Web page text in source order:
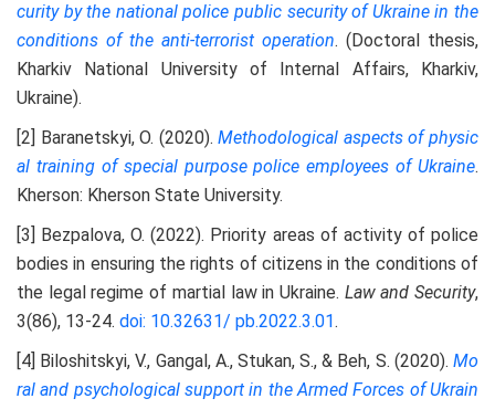
curity by the national police public security of Ukraine in the
conditions of the anti-terrorist operation. (Doctoral thesis,
Kharkiv National University of Internal Affairs, Kharkiv,
Ukraine).
[2] Baranetskyi, O. (2020).Methodological aspects of physic
al training of special purpose police employees of Ukrainе.
Kherson: Kherson State University.
[3] Bezpalova, O. (2022). Priority areas of activity of police
bodies in ensuring the rights of citizens in the conditions of
the legal regime of martial law in Ukraine. Law and Security,
3(86), 13-24. doi: 10.32631/ pb.2022.3.01.
[4] Biloshitskyi, V., Gangal, A., Stukan, S., & Beh, S. (2020). Mo
ral and psychological support in the Armed Forces of Ukrain